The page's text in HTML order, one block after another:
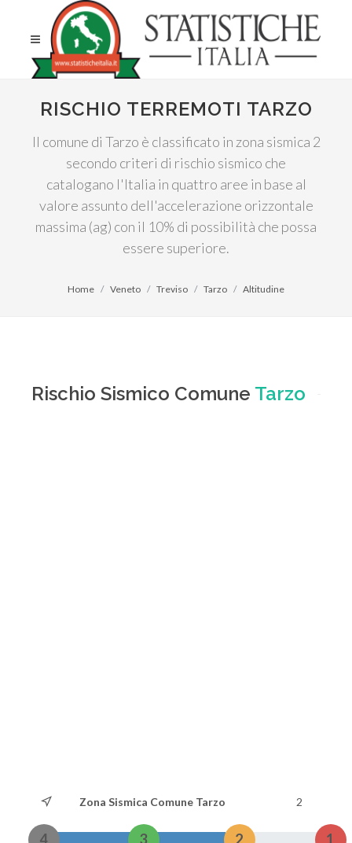
RISCHIO TERREMOTI TARZO
Il comune di Tarzo è classificato in zona sismica 2
secondo criteri di rischio sismico che
catalogano l'Italia in quattro aree in base al
valore assunto dell'accelerazione orizzontale
massima (ag) con il 10% di possibilità che possa
essere superiore.
Home Veneto Treviso Tarzo Altitudine
Rischio Sismico Comune Tarzo
Zona Sismica Comune Tarzo 2
4 3 2 1